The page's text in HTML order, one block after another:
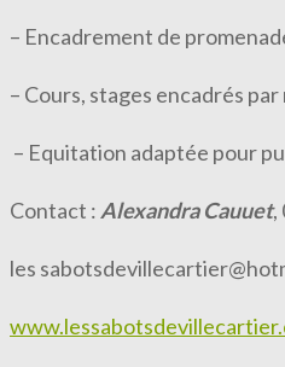
– Encadrement de
– Cours, stages encadrés
– Equitation adaptée pour
Contact : Alexandra Cauuet,
les